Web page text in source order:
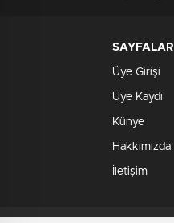
SAYFALAR
Üye Girişi
Üye Kaydı
Künye
Hakkımızda
İletişim